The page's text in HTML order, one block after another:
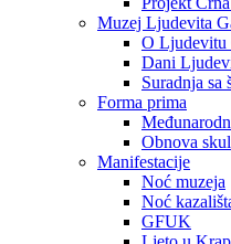
Muzej Ljudevita
O Ljudevitu
Dani
Suradnja sa
Forma prima
Obnova
Manifestacije
Noć muzeja
Noć
GFUK